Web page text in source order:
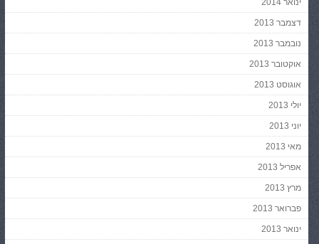
דצמבר 2013
נובמבר 2013
אוקטובר 2013
אוגוסט 2013
יולי 2013
יוני 2013
מאי 2013
אפריל 2013
מרץ 2013
פברואר 2013
ינואר 2013